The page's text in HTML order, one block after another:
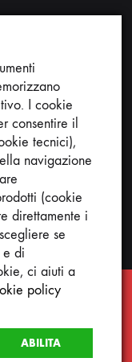
che dal 08 al
evasi dal 26/08.
di lunedì,
I cookie
consentire il
tecnici),
navigazione
(cookie
direttamente i
se
e di
ci aiuti a
policy
ABILITA